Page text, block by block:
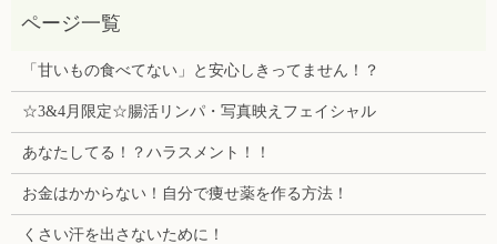
「甘いもの食べてない」と安心しきってません！？
☆3&4月限定☆腸活リンパ・写真映えフェイシャル
あなたしてる！？ハラスメント！！
お金はかからない！自分で痩せ薬を作る方法！
くさい汗を出さないために！